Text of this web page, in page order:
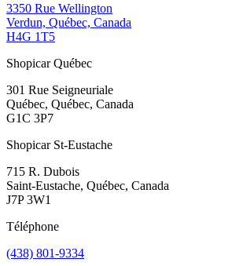
3350 Rue Wellington
Verdun, Québec, Canada
H4G 1T5
Shopicar Québec
301 Rue Seigneuriale
Québec, Québec, Canada
G1C 3P7
Shopicar St-Eustache
715 R. Dubois
Saint-Eustache, Québec, Canada
J7P 3W1
Téléphone
(438) 801-9334